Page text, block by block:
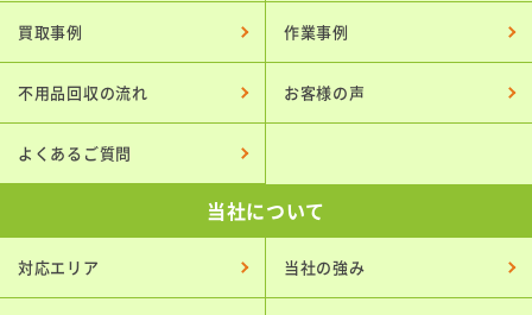
買取事例 作業事例
不用品回収の流れ お客様の声
よくあるご質問
当社について
対応エリア 当社の強み